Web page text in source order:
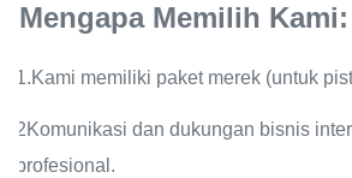
Mengapa Memilih Kami:
1.Kami memiliki paket merek (untuk
2Komunikasi dan dukungan bisnis
profesional.